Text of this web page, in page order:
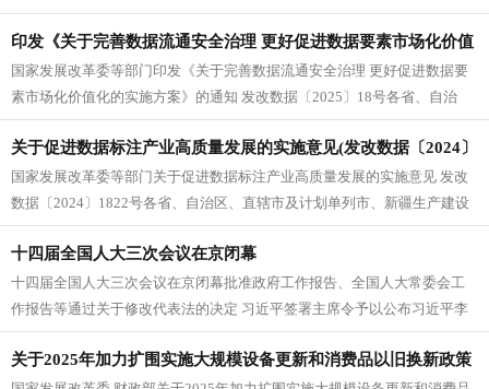
产建设兵团发展改革...
印发《关于完善数据流通安全治理 更好促进数据要素市场化价值
化的实施方案》的通知(发改数据〔2025〕18号)
国家发展改革委等部门印发《关于完善数据流通安全治理 更好促进数据要
素市场化价值化的实施方案》的通知 发改数据〔2025〕18号各省、自治
区、直辖市、新疆生产建设...
关于促进数据标注产业高质量发展的实施意见(发改数据〔2024〕
1822号)
国家发展改革委等部门关于促进数据标注产业高质量发展的实施意见 发改
数据〔2024〕1822号各省、自治区、直辖市及计划单列市、新疆生产建设
兵团发展改革委、数据管...
十四届全国人大三次会议在京闭幕
十四届全国人大三次会议在京闭幕批准政府工作报告、全国人大常委会工
作报告等通过关于修改代表法的决定 习近平签署主席令予以公布习近平李
强王沪宁蔡奇丁薛祥李希韩正等在...
关于2025年加力扩围实施大规模设备更新和消费品以旧换新政策